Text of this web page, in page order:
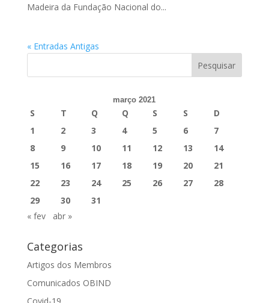
Madeira da Fundação Nacional do...
« Entradas Antigas
março 2021
S T Q Q S S
D
1
2 3 4 5 6
7
8
9 10 11 12 13
14
15
16 17 18 19 20
21
22
23 24 25 26 27
28
29
30
31
« fev
abr »
Categorias
Artigos dos Membros
Comunicados OBIND